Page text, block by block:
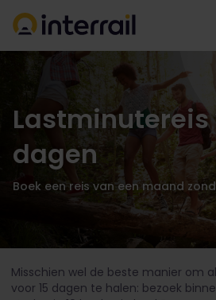
Lastminutereis
dagen
Boek een reis van een maand
Misschien wel de beste manier om
voor 15 dagen te halen: bezoek